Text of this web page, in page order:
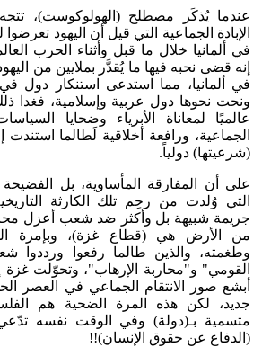
عندما يُذكَر مصطلح (الهولوكوست)،
الإبادة الجماعية التي قيل أن اليهود
في ألمانيا خلال ما قبل وأثناء الحرب
إنه قضى نحبه فيها ما يُقدَّر بملايين من
في ألمانيا، مما استدعى استنكار دول في
ونحت نحوها دول عربية وإسلامية، فغدا
عالميًا لمعاناة الأبرياء وضحايا
الجماعية، ورافعة أخلاقية لَطالما استندت
(شرعيتها) دولياً.
على أن المفارقة المأساوية، بل الفضيحة
التي وُلدت من رحِم تلك الكارثة
جريمة شبيهة بل وأكثر ضد شعب أعزل
من الأرض هي (قطاع غزة)، وبإمرة
وطغمته، والذين طالما رفعوا ورددوا
القومي" و"محاربة الإرهاب"، وتحوّلت
أبشع صور الانتقام الجماعي في العصر
جديد، لكن هذه المرة الضحية هم
متسمية بـ(دولة) وفي الوقت نفسه
(الدفاع عن حقوق الإنسان)!!